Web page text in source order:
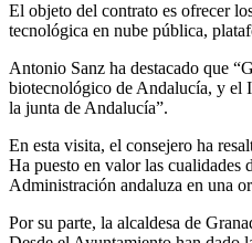
El objeto del contrato es ofrecer
tecnológica en nube pública,
Antonio Sanz ha destacado que
biotecnológico de Andalucía, y el
la junta de Andalucía”.
En esta visita, el consejero ha
Ha puesto en valor las cualidades
Administración andaluza en una
Por su parte, la alcaldesa de